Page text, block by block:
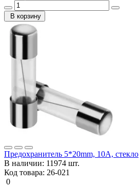
В корзину
Предохранитель 5*20mm, 10A, стекло
В наличии: 11974 шт.
Код товара: 26-021
0